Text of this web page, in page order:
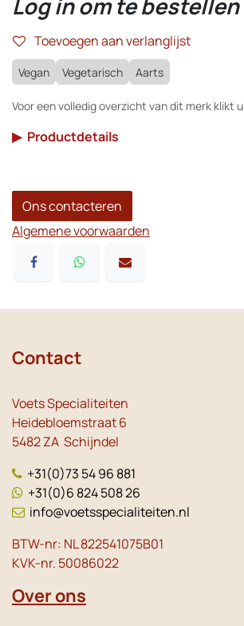
Log in om te bestellen
Toevoegen aan verlanglijst
Vegan Vegetarisch Aarts
Voor een volledig overzicht van dit merk klikt u
▶ Productdetails
Ons contacteren
Algemene voorwaarden
Contact
Voets Specialiteiten
Heidebloemstraat 6
5482 ZA Schijndel
+31(0)73 54 96 881
+31(0)6 824 508 26
info@voetsspecialiteiten.nl
BTW-nr: NL 822541075B01
KVK-nr. 50086022
Over ons